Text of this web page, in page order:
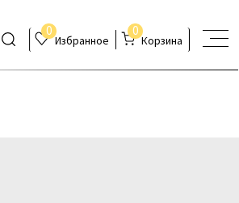
Избранное Корзина